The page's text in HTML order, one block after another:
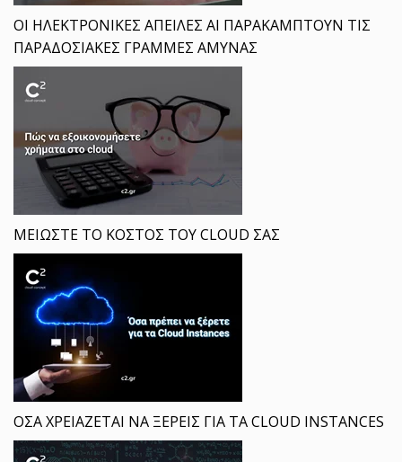
ΟΙ ΗΛΕΚΤΡΟΝΙΚΕΣ ΑΠΕΙΛΕΣ ΑΙ ΠΑΡΑΚΑΜΠΤΟΥΝ ΤΙΣ
ΠΑΡΑΔΟΣΙΑΚΕΣ ΓΡΑΜΜΕΣ ΑΜΥΝΑΣ
ΜΕΙΩΣΤΕ ΤΟ ΚΟΣΤΟΣ ΤΟΥ CLOUD ΣΑΣ
ΟΣΑ ΧΡΕΙΑΖΕΤΑΙ ΝΑ ΞΕΡΕΙΣ ΓΙΑ ΤΑ CLOUD INSTANCES